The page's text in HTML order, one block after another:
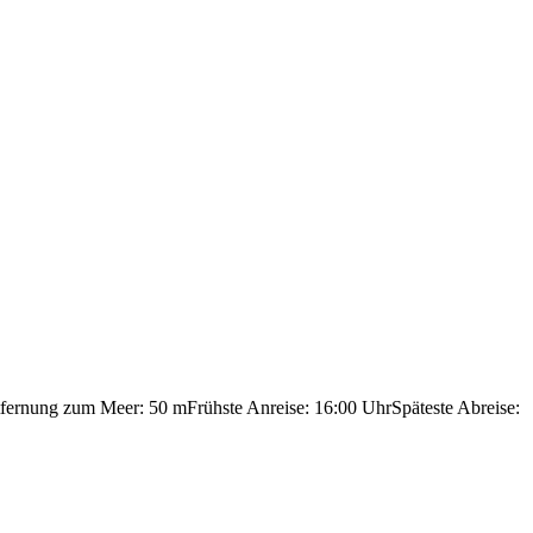
zum Meer: 50 mFrühste Anreise: 16:00 UhrSpäteste Abreise: